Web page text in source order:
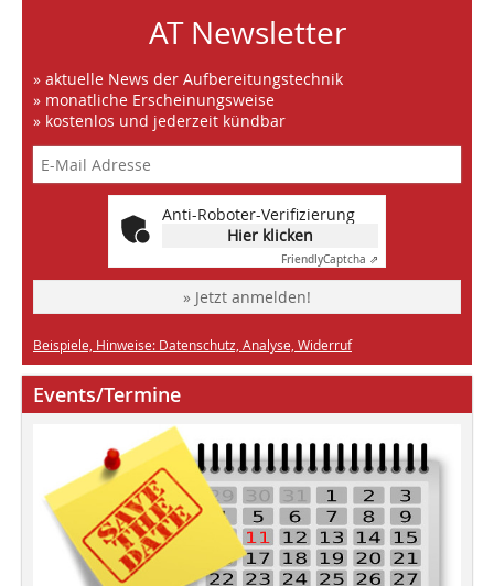
AT Newsletter
» aktuelle News der Aufbereitungstechnik
» monatliche Erscheinungsweise
» kostenlos und jederzeit kündbar
Anti-Roboter-Verifizierung
Hier klicken
FriendlyCaptcha ⇗
» Jetzt anmelden!
Beispiele, Hinweise: Datenschutz, Analyse, Widerruf
Events/Termine